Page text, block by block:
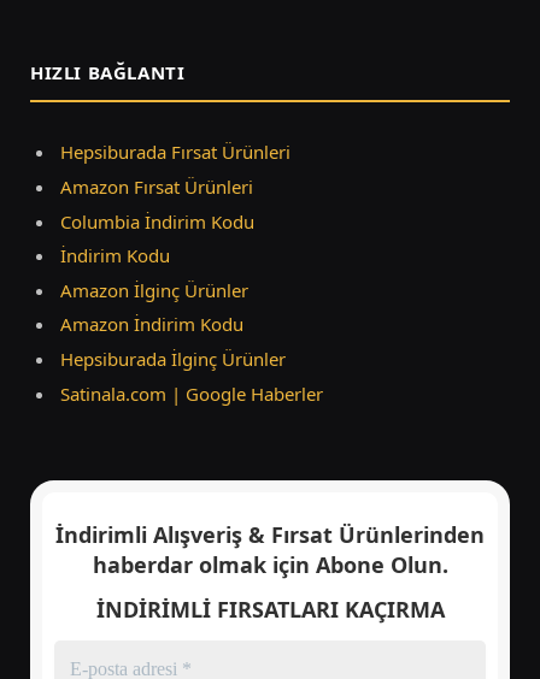
HIZLI BAĞLANTI
Hepsiburada Fırsat Ürünleri
Amazon Fırsat Ürünleri
Columbia İndirim Kodu
İndirim Kodu
Amazon İlginç Ürünler
Amazon İndirim Kodu
Hepsiburada İlginç Ürünler
Satinala.com | Google Haberler
İndirimli Alışveriş & Fırsat Ürünlerinden
haberdar olmak için Abone Olun.
İNDİRİMLİ FIRSATLARI KAÇIRMA